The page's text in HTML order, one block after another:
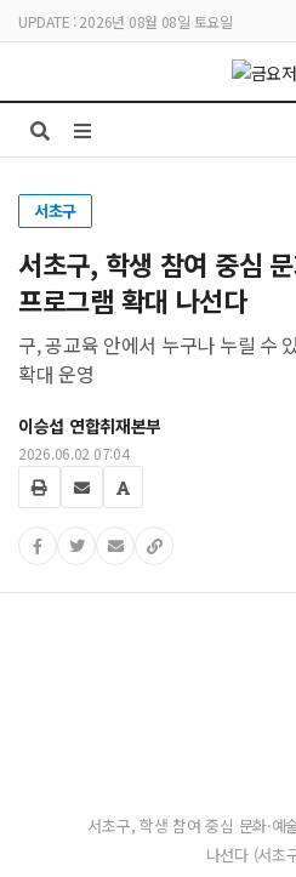
UPDATE : 2026년 08월 08일 토요일
서초구
서초구, 학생 참여 중심
프로그램 확대 나선다
구, 공교육 안에서 누구나 누릴 수
확대 운영
이승섭 연합취재본부
2026.06.02 07:04
서초구, 학생 참여 중심 문화·예
나선다 (서초